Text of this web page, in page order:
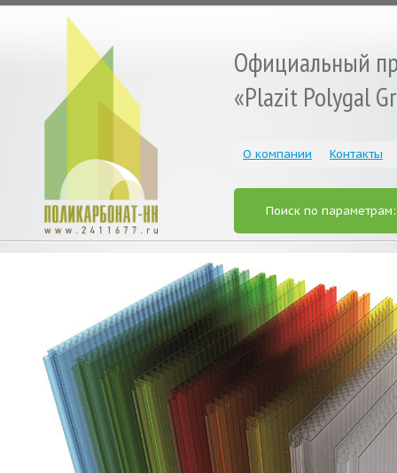
Официальный
«Plazit Polygal
О компании Контакты
Поиск по